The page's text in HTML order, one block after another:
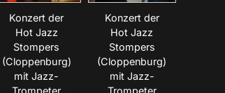
Konzert der
Hot Jazz
Stompers
(Cloppenburg)
mit Jazz-
Trompeter
Konzert der
Hot Jazz
Stompers
(Cloppenburg)
mit Jazz-
Trompeter